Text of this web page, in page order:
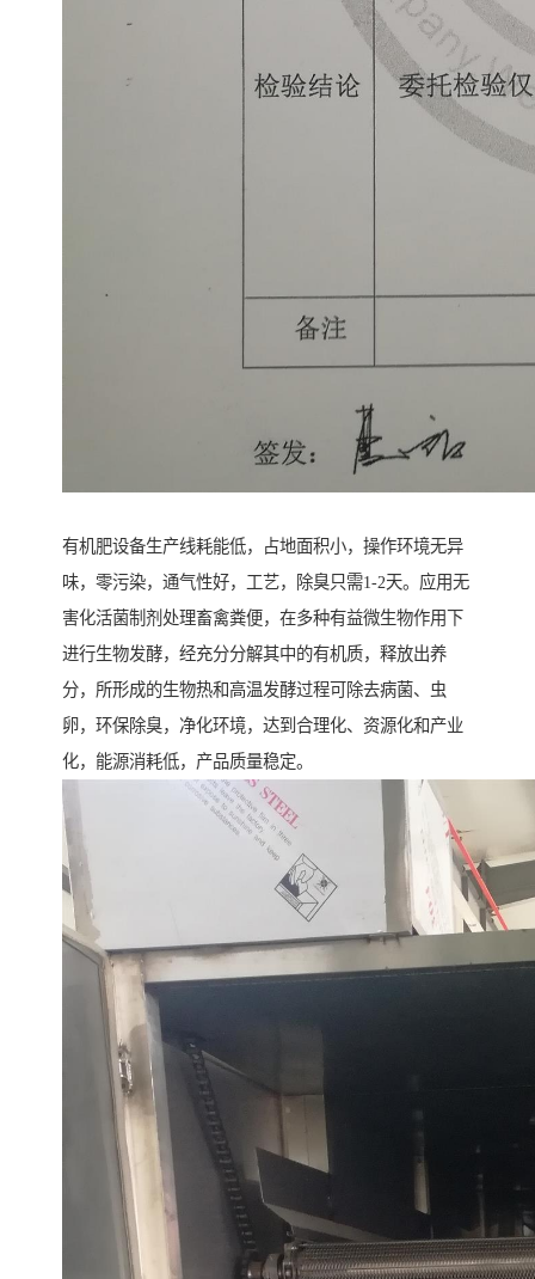
有机肥设备生产线耗能低，占地面积小，操作环境无异
味，零污染，通气性好，工艺，除臭只需1-2天。应用无
害化活菌制剂处理畜禽粪便，在多种有益微生物作用下
进行生物发酵，经充分分解其中的有机质，释放出养
分，所形成的生物热和高温发酵过程可除去病菌、虫
卵，环保除臭，净化环境，达到合理化、资源化和产业
化，能源消耗低，产品质量稳定。